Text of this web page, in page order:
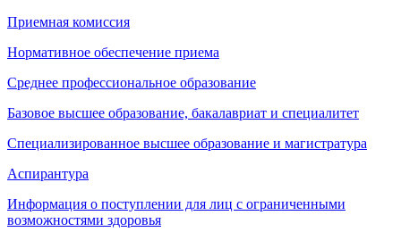
Приемная комиссия
Нормативное обеспечение приема
Среднее профессиональное образование
Базовое высшее образование, бакалавриат и специалитет
Специализированное высшее образование и магистратура
Аспирантура
Информация о поступлении для лиц с ограниченными
возможностями здоровья